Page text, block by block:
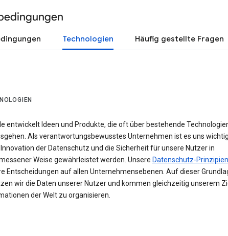
Technologien Häufig gestellte Fragen
entwickelt Ideen und Produkte, die oft über bestehende
Als verantwortungsbewusstes Unternehmen ist es uns
der Datenschutz und die Sicherheit für unsere Nutzer in
Weise gewährleistet werden. Unsere Datenschutz-Prinzipien
Entscheidungen auf allen Unternehmensebenen. Auf dieser
wir die Daten unserer Nutzer und kommen gleichzeitig unserem
der Welt zu organisieren.